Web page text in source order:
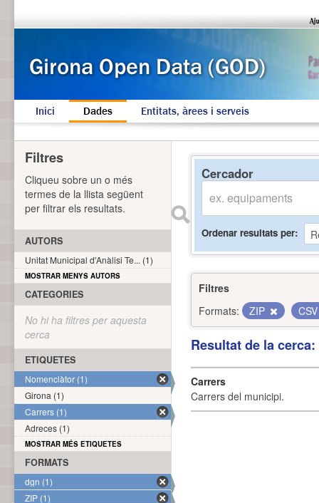
Inici Dades Entitats, àrees i serveis
Cercador
Ordenar resultats per
Filtres
Formats:
ZIP
Resultat de la
Carrers
Carrers del municipi.
Filtres
Cliqueu sobre un o més
termes de la llista següent
per filtrar els resultats.
AUTORS
Unitat Municipal d'Anàlisi Te... (1)
MOSTRAR MENYS AUTORS
CATEGORIES
No hi ha filtres per aquesta
cerca
ETIQUETES
Nomenclàtor (1)
Girona (1)
Carrers (1)
Adreces (1)
MOSTRAR MÉS ETIQUETES
FORMATS
dgn (1)
ZIP (1)